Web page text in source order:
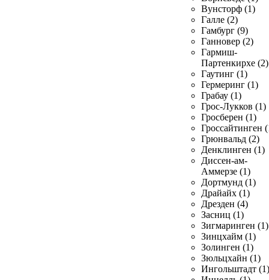
Вунсторф (1)
Галле (2)
Гамбург (9)
Ганновер (2)
Гармиш-
Партенкирхе (2)
Гаутинг (1)
Гермеринг (1)
Грабау (1)
Грос-Лукков (1)
Гросберен (1)
Гроссайтинген
Грюнвальд (2)
Денклинген (1)
Диссен-ам-
Аммерзе (1)
Дортмунд (1)
Драйайх (1)
Дрезден (4)
Засниц (1)
Зигмаринген (1)
Зинцхайм (1)
Золинген (1)
Зюльцхайн (1)
Ингольштадт (1)